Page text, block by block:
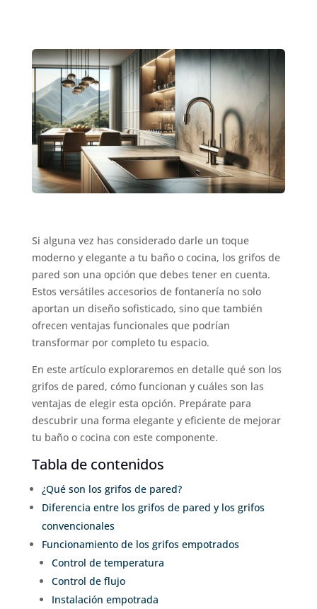
Si alguna vez has considerado darle un toque
moderno y elegante a tu baño o cocina, los grifos de
pared son una opción que debes tener en cuenta.
Estos versátiles accesorios de fontanería no solo
aportan un diseño sofisticado, sino que también
ofrecen ventajas funcionales que podrían
transformar por completo tu espacio.
En este artículo exploraremos en detalle qué son los
grifos de pared, cómo funcionan y cuáles son las
ventajas de elegir esta opción. Prepárate para
descubrir una forma elegante y eficiente de mejorar
tu baño o cocina con este componente.
Tabla de contenidos
¿Qué son los grifos de pared?
Diferencia entre los grifos de pared y los grifos
convencionales
Funcionamiento de los grifos empotrados
Control de temperatura
Control de flujo
Instalación empotrada